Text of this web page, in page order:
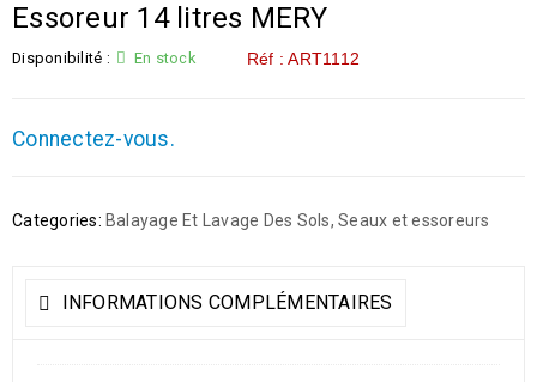
Essoreur 14 litres MERY
Disponibilité : En stock Réf : ART1112
Connectez-vous.
Categories: Balayage Et Lavage Des Sols, Seaux et essoreurs
INFORMATIONS COMPLÉMENTAIRES